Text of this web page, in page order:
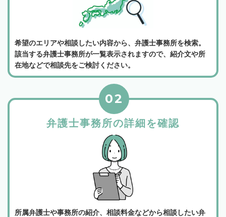
希望のエリアや相談したい内容から、弁護士事務所を検索。
該当する弁護士事務所が一覧表示されますので、紹介文や所
在地などで相談先をご検討ください。
弁護士事務所の詳細を確認
02
所属弁護士や事務所の紹介、相談料金などから相談したい弁